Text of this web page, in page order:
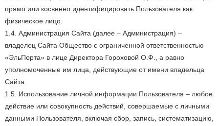
прямо или косвенно идентифицировать Пользователя как
физическое лицо.
1.4. Администрация Сайта (далее – Администрация) –
владелец Сайта Общество с ограниченной ответственностью
«ЭльПорта» в лице Директора Гороховой О.Ф., а равно
уполномоченные им лица, действующие от имени владельца
Сайта.
1.5. Использование личной информации Пользователя – любое
действие или совокупность действий, совершаемые с личными
данными Пользователя, включая сбор, запись, систематизацию,